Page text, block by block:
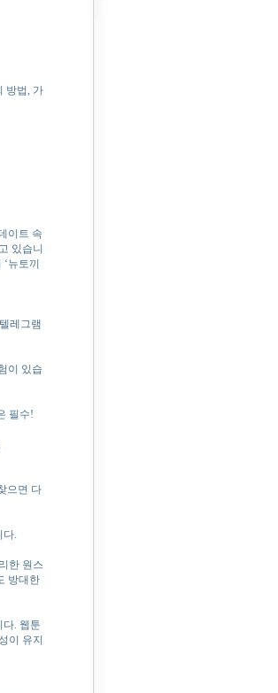
방법, 가
이트 속
있습니
뉴토끼
레그램
이 있습
필수!
으면 다
다.
한 원스
방대한
. 웹툰
이 유지